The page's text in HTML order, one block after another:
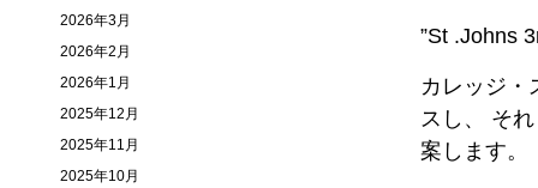
”St .Johns
カレッジ・
スし、 そ
案します。
2026年3月
2026年2月
2026年1月
2025年12月
2025年11月
2025年10月